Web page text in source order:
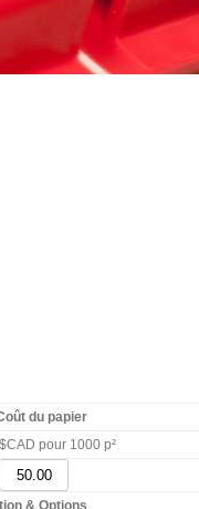
du papier
$CAD pour 1000 p²
& Options